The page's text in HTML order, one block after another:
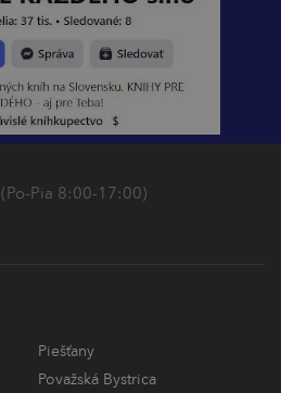
(Po-Pia 8:00-17:00)
Piešťany
Považská Bystrica